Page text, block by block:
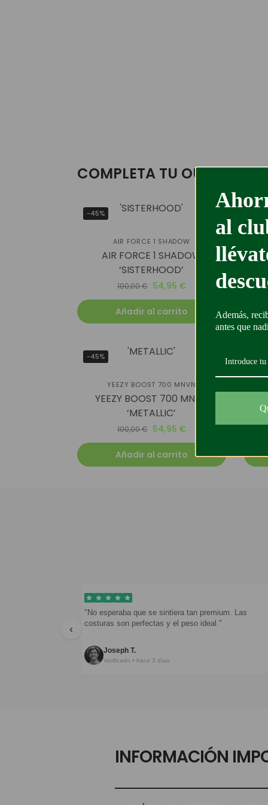
COMPLETA TU OUTFIT
-45%
AIR FORCE 1 SHADOW
AIR FORCE 1 SHADOW
‘SISTERHOOD’
100,00€ 54,95 €
Añadir al carrito
-45%
YEEZY BOOST 700 MNVN
YEEZY BOOST 700 MNVN
‘METALLIC’
100,00€ 54,95 €
Añadir al carrito
‹
"No esperaba que se sintiera tan premium. Las
costuras son perfectas y el peso ideal."
Joseph T.
Verificado • hace 3 días
INFORMACIÓN
al
Además,
antes que